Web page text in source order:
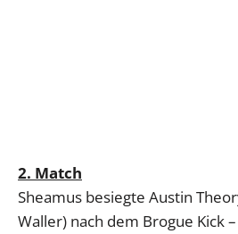
2. Match
Sheamus besiegte Austin
Waller) nach dem Brogue Kick